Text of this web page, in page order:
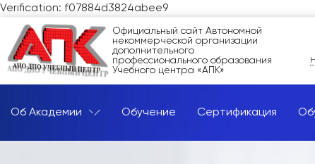
Verification: f07884d3824abee9
Официальный сайт Автономной
некоммерческой организации
дополнительного
профессионального образования
Учебного центра «АПК»
Об Академии Обучение Сертификация